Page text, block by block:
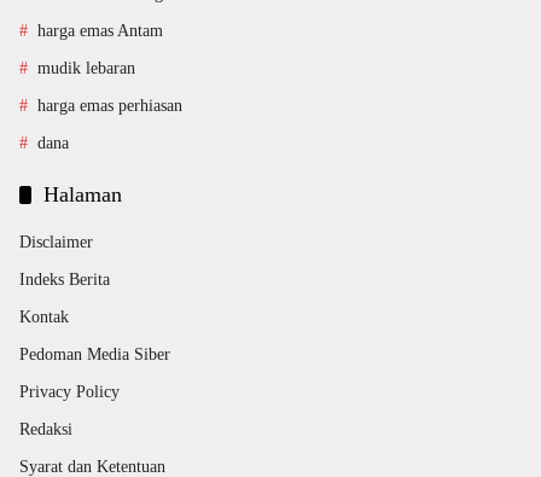
harga emas Antam
mudik lebaran
harga emas perhiasan
dana
Halaman
Disclaimer
Indeks Berita
Kontak
Pedoman Media Siber
Privacy Policy
Redaksi
Syarat dan Ketentuan